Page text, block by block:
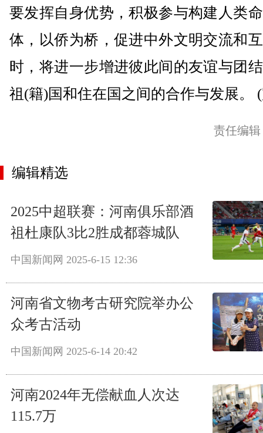
要发挥自身优势，积极参与构建人类
体，以侨为桥，促进中外文明交流和
时，将进一步增进彼此间的友谊与团
祖(籍)国和住在国之间的合作与发展。
责任编
编辑精选
2025中超联赛：河南俱乐部酒
祖杜康队3比2胜成都蓉城队
中国新闻网 2025-6-15 12:36
河南省文物考古研究院举办公
众考古活动
中国新闻网 2025-6-14 20:42
河南2024年无偿献血人次达
115.7万